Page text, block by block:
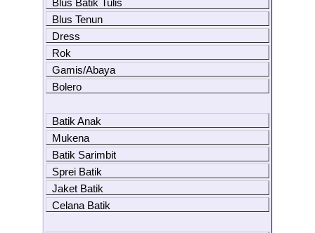
Blus Batik Tulis
Blus Tenun
Dress
Rok
Gamis/Abaya
Bolero
Batik Anak
Mukena
Batik Sarimbit
Sprei Batik
Jaket Batik
Celana Batik